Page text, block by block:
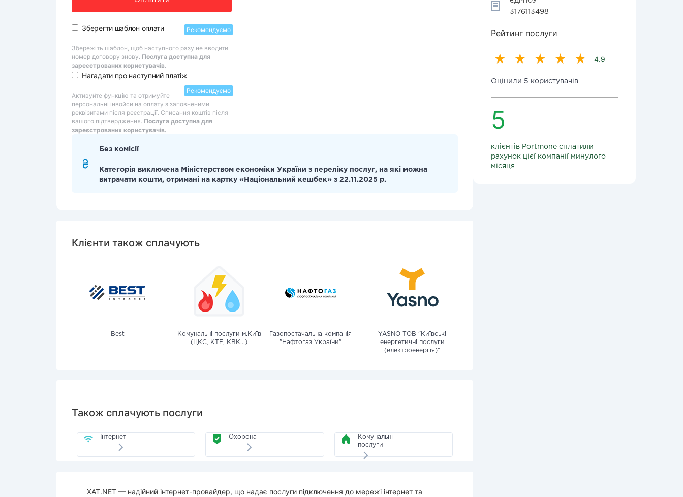
Зберегти шаблон оплати Рекомендуємо
Збережіть шаблон, щоб наступного разу не вводити
номер договору знову. Послуга доступна для
зареєстрованих користувачів.
Нагадати про наступний платіж
Рекомендуємо
Активуйте функцію та отримуйте
персональні інвойси на оплату з заповненими
реквізитами після реєстрації. Списання коштів після
вашого підтвердження. Послуга доступна для
зареєстрованих користувачів.
Без комісії
Категорія виключена Міністерством економіки України з переліку послуг, на які можна
витрачати кошти, отримані на картку «Національний кешбек» з 22.11.2025 р.
Клієнти також сплачують
Best
Комунальні послуги м.Київ
(ЦКС, КТЕ, КВК...)
Газопостачальна компанія
"Нафтогаз України"
YASNO ТОВ "Київські
енергетичні послуги
(електроенергія)"
Також сплачують послуги
Інтернет Охорона
Комунальні
послуги
XAT.NET — надійний інтернет-провайдер, що надає послуги підключення до мережі інтернет та
3176113498
Рейтинг послуги
4.9
Оцінили 5 користувачів
5
клієнтів Portmone сплатили
рахунок цієї компанії минулого
місяця